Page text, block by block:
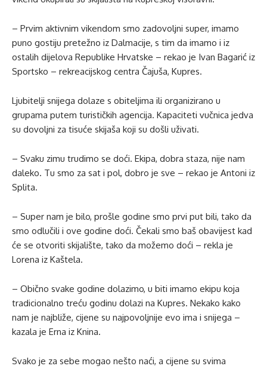
– Prvim aktivnim vikendom smo zadovoljni super, imamo
puno gostiju pretežno iz Dalmacije, s tim da imamo i iz
ostalih dijelova Republike Hrvatske – rekao je Ivan Bagarić iz
Sportsko – rekreacijskog centra Čajuša, Kupres.
Ljubitelji snijega dolaze s obiteljima ili organizirano u
grupama putem turističkih agencija. Kapaciteti vučnica jedva
su dovoljni za tisuće skijaša koji su došli uživati.
– Svaku zimu trudimo se doći. Ekipa, dobra staza, nije nam
daleko. Tu smo za sat i pol, dobro je sve – rekao je Antoni iz
Splita.
– Super nam je bilo, prošle godine smo prvi put bili, tako da
smo odlučili i ove godine doći. Čekali smo baš obavijest kad
će se otvoriti skijalište, tako da možemo doći – rekla je
Lorena iz Kaštela.
– Obično svake godine dolazimo, u biti imamo ekipu koja
tradicionalno treću godinu dolazi na Kupres. Nekako kako
nam je najbliže, cijene su najpovoljnije evo ima i snijega –
kazala je Erna iz Knina.
Svako je za sebe mogao nešto naći, a cijene su svima